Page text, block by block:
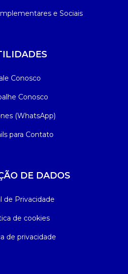
e Sociais
Conosco
Conosco
(WhatsApp)
para Contato
DE DADOS
de Privacidade
de cookies
de privacidade